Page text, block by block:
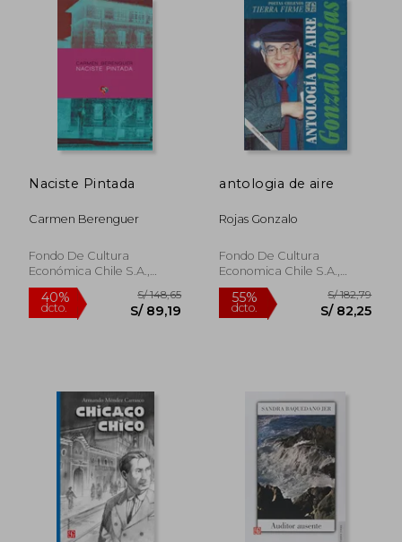
40%
dcto.
S/ 126,32
S/ 75,79
40%
dcto.
Naciste Pintada
Carmen Berenguer
Fondo De Cultura
Económica Chile S.A.,
2024, Tapa Blanda, Nuevo
antologia de aire
Rojas Gonzalo
Fondo De Cultura
Economica Chile S.a.,
Nuevo